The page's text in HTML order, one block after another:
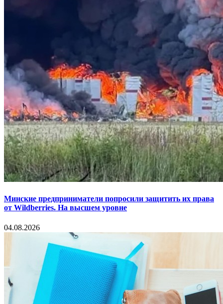
Минские предприниматели попросили защитить их права
от Wildberries. На высшем уровне
04.08.2026